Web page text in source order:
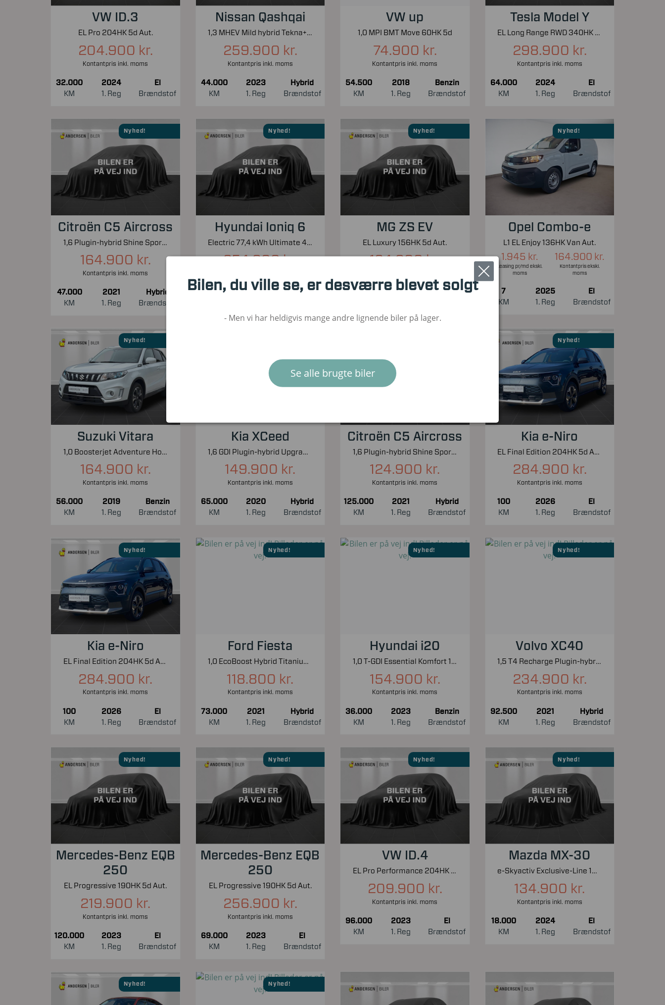
VW ID.3
EL Pro 204HK 5d Aut.
204.900 kr.
Kontantpris inkl. moms
32.000
KM
2024
1. Reg
El
Brændstof
Nissan Qashqai
1,3 MHEV Mild hybrid Tekna+ X-Tronic 158HK 5d 7g Aut.
259.900 kr.
Kontantpris inkl. moms
44.000
KM
2023
1. Reg
Hybrid
Brændstof
VW up
1,0 MPI BMT Move 60HK 5d
74.900 kr.
Kontantpris inkl. moms
54.500
KM
2018
1. Reg
Benzin
Brændstof
Tesla Model Y
EL Long Range RWD 340HK 5d Aut.
298.900 kr.
Kontantpris inkl. moms
64.000
KM
2024
1. Reg
El
Brændstof
Nyhed!
Citroën C5 Aircross
1,6 Plugin-hybrid Shine Sport EAT8 225HK 5d 8g Aut.
164.900 kr.
Kontantpris inkl. moms
47.000
KM
2021
1. Reg
Hybrid
Brændstof
Nyhed!
Hyundai Ioniq 6
Electric 77,4 kWh Ultimate 4WD 325HK Aut.
254.900 kr.
54.000
2023
El
Nyhed!
MG ZS EV
EL Luxury 156HK 5d Aut.
164.900 kr.
30.000
2023
El
Nyhed!
Opel Combo-e
L1 EL Enjoy 136HK Van Aut.
1.945 kr.
Leasing pr/md ekskl.
moms
164.900 kr.
Kontantpris ekskl.
moms
7
KM
2025
1. Reg
El
Brændstof
Nyhed!
Suzuki Vitara
1,0 Boosterjet Adventure Holiday 112HK 5d 6g Aut.
164.900 kr.
Kontantpris inkl. moms
56.000
KM
2019
1. Reg
Benzin
Brændstof
Kia XCeed
1,6 GDI Plugin-hybrid Upgrade m/Plus DCT 141HK 5d 6g Aut.
149.900 kr.
Kontantpris inkl. moms
65.000
KM
2020
1. Reg
Hybrid
Brændstof
Citroën C5 Aircross
1,6 Plugin-hybrid Shine Sport EAT8 225HK 5d 8g Aut.
124.900 kr.
Kontantpris inkl. moms
125.000
KM
2021
1. Reg
Hybrid
Brændstof
Nyhed!
Kia e-Niro
EL Final Edition 204HK 5d Aut.
284.900 kr.
Kontantpris inkl. moms
100
KM
2026
1. Reg
El
Brændstof
Nyhed!
Kia e-Niro
EL Final Edition 204HK 5d Aut.
284.900 kr.
Kontantpris inkl. moms
100
KM
2026
1. Reg
El
Brændstof
Nyhed!
Ford Fiesta
1,0 EcoBoost Hybrid Titanium X Start/Stop 125HK 5d 6g
118.800 kr.
Kontantpris inkl. moms
73.000
KM
2021
1. Reg
Hybrid
Brændstof
Nyhed!
Hyundai i20
1,0 T-GDI Essential Komfort 100HK 5d 6g
154.900 kr.
Kontantpris inkl. moms
36.000
KM
2023
1. Reg
Benzin
Brændstof
Nyhed!
Volvo XC40
1,5 T4 Recharge Plugin-hybrid Inscription Expression 211HK 5d 7g Aut.
234.900 kr.
Kontantpris inkl. moms
92.500
KM
2021
1. Reg
Hybrid
Brændstof
Nyhed!
Mercedes-Benz EQB
250
EL Progressive 190HK 5d Aut.
219.900 kr.
Kontantpris inkl. moms
120.000
KM
2023
1. Reg
El
Brændstof
Nyhed!
Mercedes-Benz EQB
250
EL Progressive 190HK 5d Aut.
256.900 kr.
Kontantpris inkl. moms
69.000
KM
2023
1. Reg
El
Brændstof
Nyhed!
VW ID.4
EL Pro Performance 204HK 5d Aut.
209.900 kr.
Kontantpris inkl. moms
96.000
KM
2023
1. Reg
El
Brændstof
Nyhed!
Mazda MX-30
e-Skyactiv Exclusive-Line 145HK 5d Aut.
134.900 kr.
Kontantpris inkl. moms
18.000
KM
2024
1. Reg
El
Brændstof
Nyhed! Nyhed!
Bilen, du ville se, er desværre blevet solgt
- Men vi har heldigvis mange andre lignende biler på lager.
Se alle brugte biler